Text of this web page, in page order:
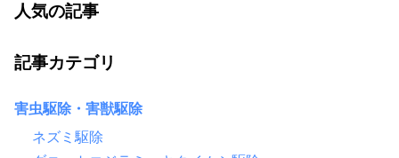
人気の記事
記事カテゴリ
害虫駆除・害獣駆除
ネズミ駆除